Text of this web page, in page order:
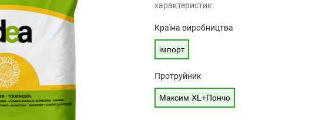
характеристик:
Країна виробництва
імпорт
Протруйник
Максим XL+Пончо